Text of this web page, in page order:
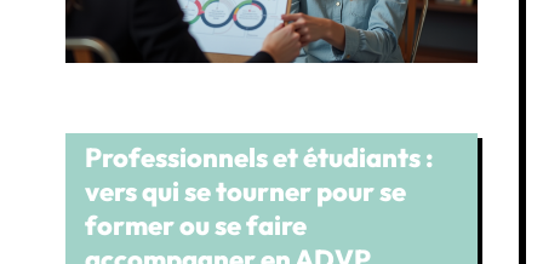
Professionnels et étudiants :
vers qui se tourner pour se
former ou se faire